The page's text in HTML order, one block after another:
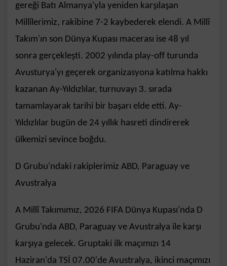
gereği Batı Almanya'yla yeniden karşılaşan
Millîlerimiz, rakibine 7-2 kaybederek elendi. A Millî
Takım'ın son Dünya Kupası macerası ise 48 yıl
sonra gerçekleşti. 2002 yılında play-off turunda
Avusturya'yı geçerek organizasyona katılma hakkı
kazanan Ay-Yıldızlılar, turnuvayı 3. sırada
tamamlayarak tarihi bir başarı elde etti. Ay-
Yıldızlılar bugün de 24 yıllık hasreti dindirerek
ülkemizi sevince boğdu.
D Grubu'ndaki rakiplerimiz ABD, Paraguay ve
Avustralya
A Millî Takımımız, 2026 FIFA Dünya Kupası'nda D
Grubu'nda ABD, Paraguay ve Avustralya ile karşı
karşıya gelecek. Gruptaki ilk maçımızı 14
Haziran'da TSİ 07.00'de Avustralya, ikinci maçımızı